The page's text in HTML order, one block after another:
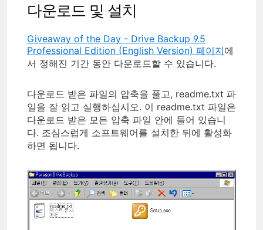
다운로드 및 설치
Giveaway of the Day - Drive Backup 9.5
Professional Edition (English Version) 페이지에
서 정해진 기간 동안 다운로드할 수 있습니다.
다운로드 받은 파일의 압축을 풀고, readme.txt 파
일을 잘 읽고 실행하십시오. 이 readme.txt 파일은
다운로드 받은 모든 압축 파일 안에 들어 있습니
다. 조심스럽게 소프트웨어를 설치한 뒤에 활성화
하면 됩니다.